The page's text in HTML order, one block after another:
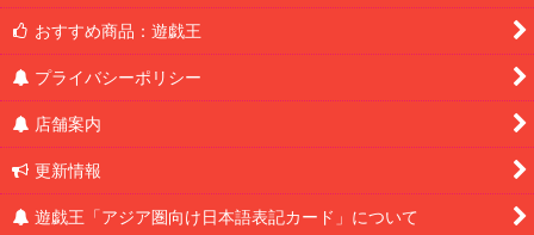
おすすめ商品：遊戯王
プライバシーポリシー
店舗案内
更新情報
遊戯王「アジア圏向け日本語表記カード」について